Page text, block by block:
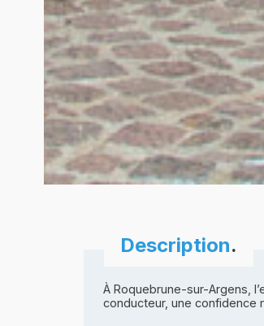
Description.
À Roquebrune-sur-Argens,
conducteur, une confidence